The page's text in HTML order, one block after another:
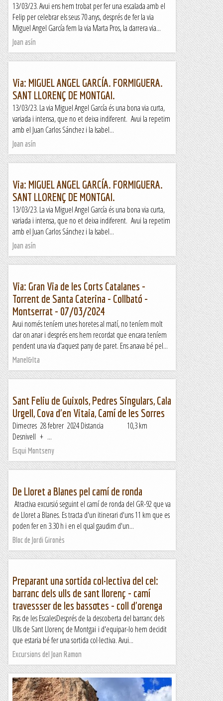
13/03/23. Avui ens hem trobat per fer una escalada amb el
Felip per celebrar els seus 70 anys, després de fer la via
Miguel Angel García fem la via Marta Pros, la darrera via...
Joan asín
Via: MIGUEL ANGEL GARCÍA. FORMIGUERA.
SANT LLORENÇ DE MONTGAI.
13/03/23. La via Miguel Angel García és una bona via curta,
variada i intensa, que no et deixa indiferent. Avui la repetim
amb el Juan Carlos Sánchez i la Isabel...
Joan asín
Via: MIGUEL ANGEL GARCÍA. FORMIGUERA.
SANT LLORENÇ DE MONTGAI.
13/03/23. La via Miguel Angel García és una bona via curta,
variada i intensa, que no et deixa indiferent. Avui la repetim
amb el Juan Carlos Sánchez i la Isabel...
Joan asín
Via: Gran Via de les Corts Catalanes -
Torrent de Santa Caterina - Collbató -
Montserrat - 07/03/2024
Avui només teníem unes horetes al matí, no teníem molt
clar on anar i després ens hem recordat que encara teníem
pendent una via d'aquest pany de paret. Ens anava bé pel...
Manel&Ita
Sant Feliu de Guixols, Pedres Singulars, Cala
Urgell, Cova d'en Vitaia, Camí de les Sorres
Dimecres 28 febrer 2024 Distancia 10,3 km
Desnivell + ...
Esqui Montseny
De Lloret a Blanes pel camí de ronda
Atractiva excursió seguint el camí de ronda del GR-92 que va
de Lloret a Blanes. Es tracta d'un itinerari d'uns 11 km que es
poden fer en 3.30 h i en el qual gaudim d'un...
Bloc de Jordi Gironès
Preparant una sortida col·lectiva del cel:
barranc dels ulls de sant llorenç - camí
travessser de les bassotes - coll d'orenga
Pas de les EscalesDesprés de la descoberta del barranc dels
Ulls de Sant Llorenç de Montgai i d'equipar-lo hem decidit
que estaria bé fer una sortida col·lectiva. Avui...
Excursions del Joan Ramon